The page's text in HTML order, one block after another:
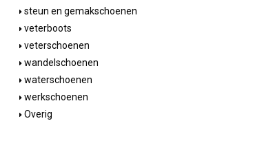
steun en gemakschoenen
veterboots
veterschoenen
wandelschoenen
waterschoenen
werkschoenen
Overig